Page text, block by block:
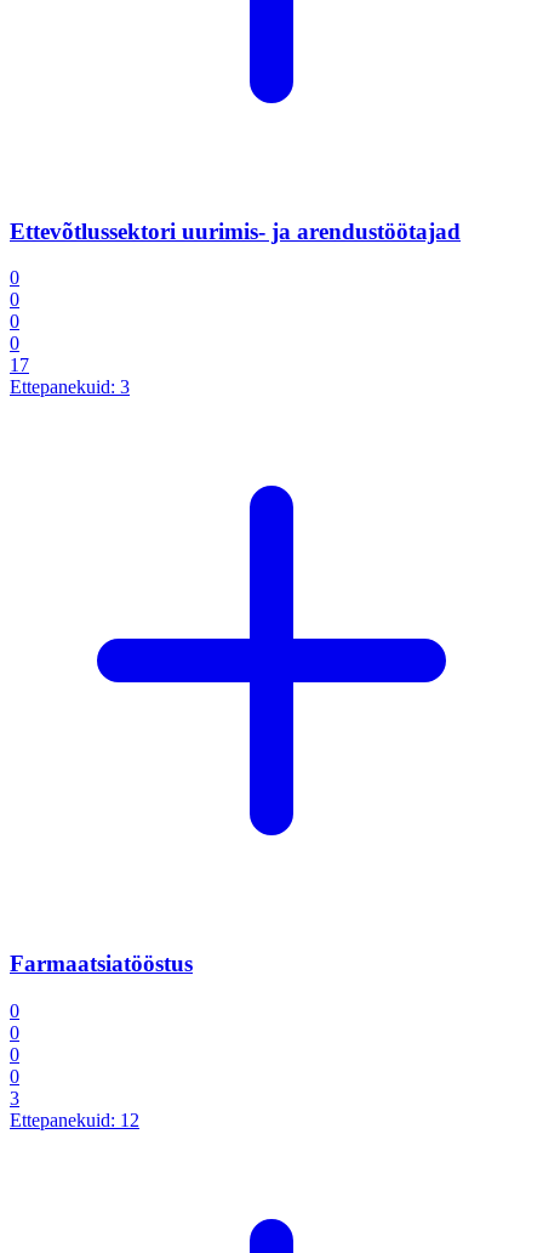
Ettevõtlussektori uurimis- ja arendustöötajad
0
0
0
0
17
Ettepanekuid: 3
Farmaatsiatööstus
0
0
0
0
3
Ettepanekuid: 12